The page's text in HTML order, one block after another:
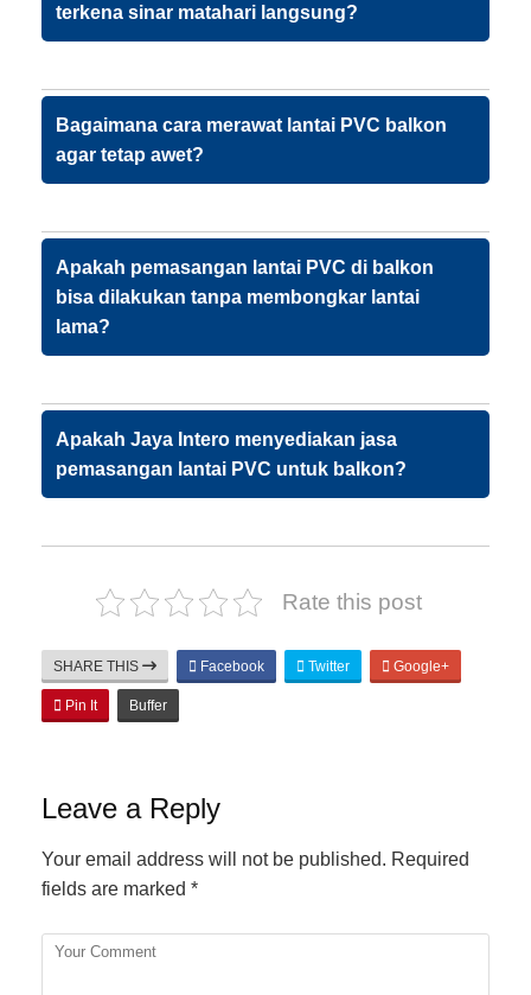
terkena sinar matahari langsung?
Bagaimana cara merawat lantai PVC balkon
agar tetap awet?
Apakah pemasangan lantai PVC di balkon
bisa dilakukan tanpa membongkar lantai
lama?
Apakah Jaya Intero menyediakan jasa
pemasangan lantai PVC untuk balkon?
Rate this post
SHARE THIS Facebook Twitter Google+
Pin It Buffer
Leave a Reply
Your email address will not be published. Required
fields are marked *